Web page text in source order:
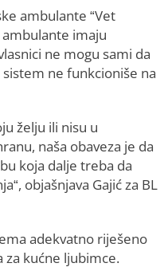
ambulante “Vet
imaju
ne mogu sami da
ne funkcioniše na
želju ili nisu u
naša obaveza je da
koja dalje treba da
objašnjava Gajić za BL
adekvatno riješeno
za kućne ljubimce.